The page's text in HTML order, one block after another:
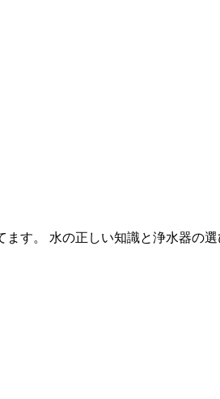
す。 水の正しい知識と浄水器の